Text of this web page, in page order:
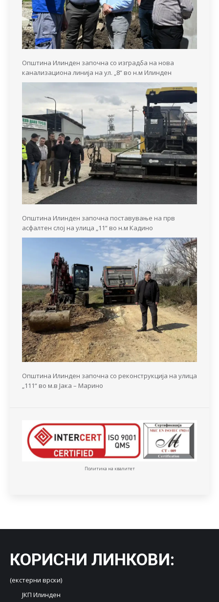
Општина Илинден започна со изградба на нова
канализациона линија на ул. „8“ во н.м Илинден
Општина Илинден започна поставување на прв
асфалтен слој на улица „11“ во н.м Кадино
Општина Илинден започна со реконструкција на улица
„111“ во м.в Јака – Марино
Политика на квалитет
КОРИСНИ ЛИНКОВИ:
(екстерни врски)
ЈКП Илинден